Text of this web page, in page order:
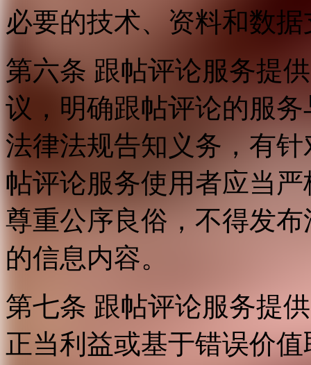
必要的技术、资料和数
第六条 跟帖评论服务提
议，明确跟帖评论的服
法律法规告知义务，有
帖评论服务使用者应当
尊重公序良俗，不得发
的信息内容。
第七条 跟帖评论服务提
正当利益或基于错误价